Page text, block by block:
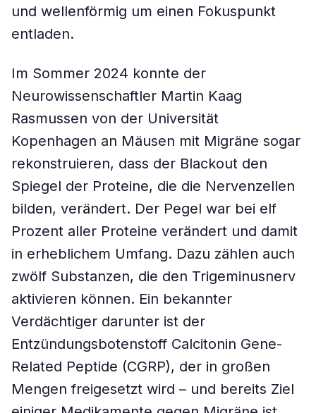
und wellenförmig um einen Fokuspunkt
entladen.
Im Sommer 2024 konnte der
Neurowissenschaftler Martin Kaag
Rasmussen von der Universität
Kopenhagen an Mäusen mit Migräne sogar
rekonstruieren, dass der Blackout den
Spiegel der Proteine, die die Nervenzellen
bilden, verändert. Der Pegel war bei elf
Prozent aller Proteine verändert und damit
in erheblichem Umfang. Dazu zählen auch
zwölf Substanzen, die den Trigeminusnerv
aktivieren können. Ein bekannter
Verdächtiger darunter ist der
Entzündungsbotenstoff Calcitonin Gene-
Related Peptide (CGRP), der in großen
Mengen freigesetzt wird – und bereits Ziel